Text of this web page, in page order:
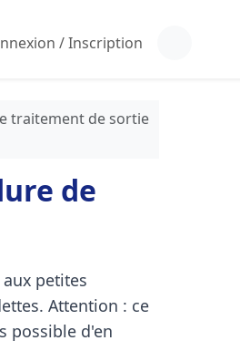
/ Inscription
traitement de sortie
de
petites
Attention : ce
possible d'en